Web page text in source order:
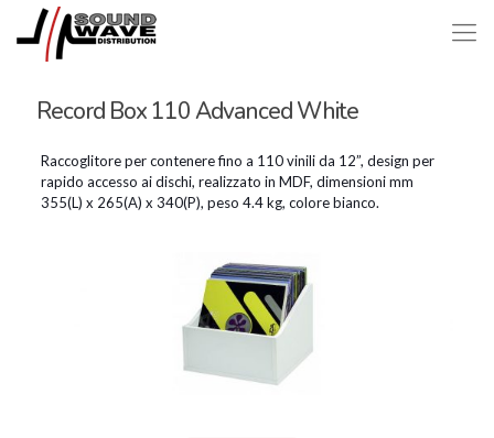
Record Box 110 Advanced White
Raccoglitore per contenere fino a 110 vinili da 12”, design per
rapido accesso ai dischi, realizzato in MDF, dimensioni mm
355(L) x 265(A) x 340(P), peso 4.4 kg, colore bianco.